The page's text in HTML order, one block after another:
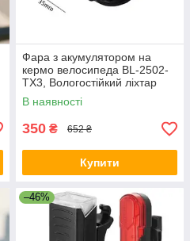
Фара з акумулятором на
кермо велосипеда BL-2502-
TX3, Вологостійкий ліхтар
для велосипедів JX-21
В наявності
350 ₴ 652 ₴
Купити
–46%